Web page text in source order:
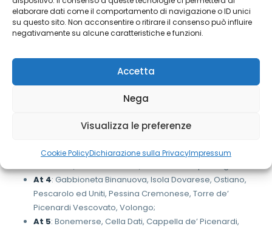
elaborare dati come il comportamento di navigazione o ID unici
su questo sito. Non acconsentire o ritirare il consenso può influire
negativamente su alcune caratteristiche e funzioni.
Accetta
Nega
Visualizza le preferenze
Cookie PolicyDichiarazione sulla PrivacyImpressum
Azienda Sociale Cremonese ha in essere una serie di
convenzioni con i Comuni dell’Ambito distrettuale cremonese
per favorire la presenza del Servizio Sociale Territoriale.
Le Aggregazioni Territoriali (AT) sono così composte:
: Bordolano, Casalbuttano, Castelverde, Corte de’
: Azzanello, Castelvisconti, Casalmorano, Sesto Ed
At 3: Corte de’ Frati, Gadesco Pieve Delmona, Grontardo,
At 4: Gabbioneta Binanuova, Isola Dovarese, Ostiano,
Pescarolo ed Uniti, Pessina Cremonese, Torre de’
Picenardi Vescovato, Volongo;
At 5: Bonemerse, Cella Dati, Cappella de’ Picenardi,